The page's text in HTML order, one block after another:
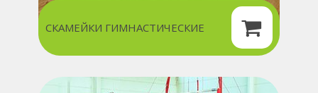
СКАМЕЙКИ ГИМНАСТИЧЕСКИЕ